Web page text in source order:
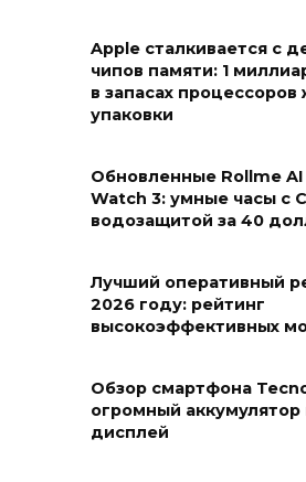
Apple сталкивается с
чипов памяти: 1
в запасах процессоров
упаковки
Обновленные Rollme AI
Watch 3: умные часы с
водозащитой за 40
Лучший оперативный
2026 году: рейтинг
высокоэффективных
Обзор смартфона
огромный
дисплей